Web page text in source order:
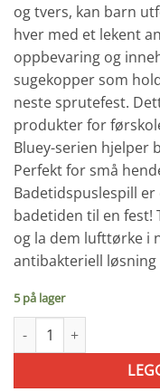
og tvers, kan barn
hver med et lekent
oppbevaring og
sugekopper som
neste sprutefest.
produkter for
Bluey-serien hjelper
Perfekt for små
Badetidspuslespill
badetiden til en fest!
og la dem lufttørke i
antibakteriell løsning
5 på lager
Toomies Bluey Bath